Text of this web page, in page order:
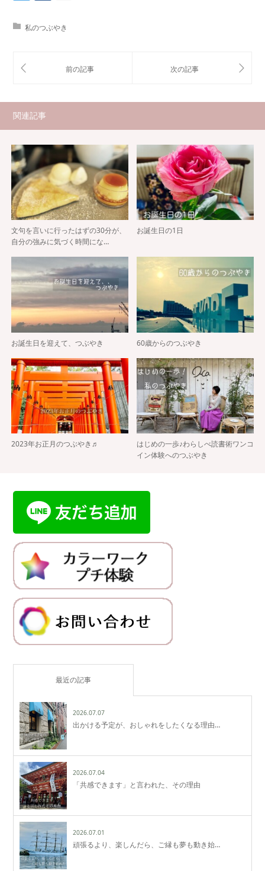
私のつぶやき
関連記事
文句を言いに行ったはずの30分が、
自分の強みに気づく時間にな…
お誕生日の1日
お誕生日を迎えて、つぶやき 60歳からのつぶやき
2023年お正月のつぶやき♬
はじめの一歩♪わらしべ読書術ワンコ
イン体験へのつぶやき
最近の記事
2026.07.07
出かける予定が、おしゃれをしたくなる理由…
2026.07.04
「共感できます」と言われた、その理由
2026.07.01
頑張るより、楽しんだら、ご縁も夢も動き始…